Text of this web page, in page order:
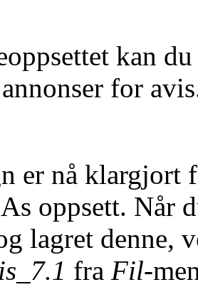
kan
for
er nå klargjort
oppsett. Når
lagret denne,
fra Fil-